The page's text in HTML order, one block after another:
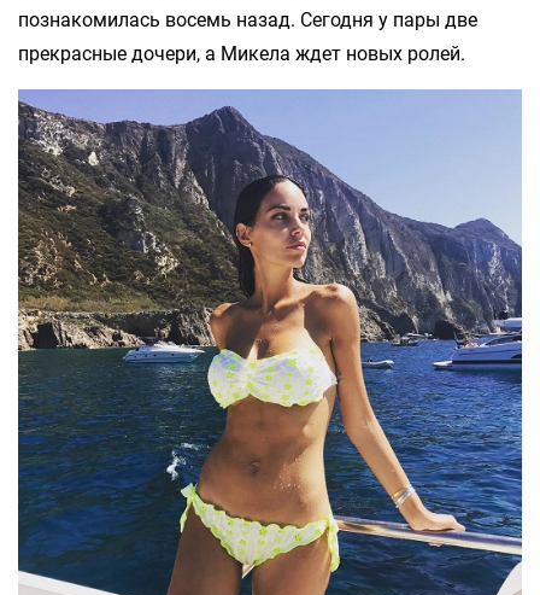
познакомилась восемь назад. Сегодня у пары две
прекрасные дочери, а Микела ждет новых ролей.